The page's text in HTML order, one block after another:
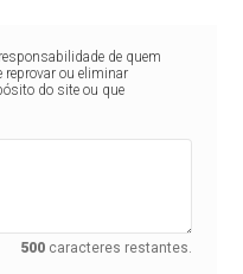
de quem
reprovar ou eliminar
do site ou que
500 caracteres restantes.